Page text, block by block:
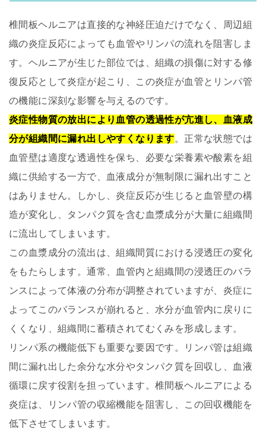
椎間板ヘルニアは直接的な神経圧迫だけでなく、周辺組
織の炎症反応によっても血管やリンパの流れを阻害しま
す。ヘルニアが生じた部位では、組織の損傷に対する修
復反応として炎症が起こり、この炎症が血管とリンパ管
の機能に深刻な影響を与えるのです。
炎症性物質の放出により血管の透過性が亢進し、血液成
分が組織間に漏れ出しやすくなります。正常な状態では
血管壁は適度な透過性を保ち、必要な栄養素や酸素を組
織に供給する一方で、血液成分が無制限に漏れ出すこと
はありません。しかし、炎症反応が生じると血管壁の構
造が変化し、タンパク質を含む血漿成分が大量に組織間
に流出してしまいます。
この血漿成分の流出は、組織間質における浸透圧の変化
をもたらします。通常、血管内と組織間の浸透圧のバラ
ンスによって体液の分布が調整されていますが、炎症に
よってこのバランスが崩れると、水分が血管内に戻りに
くくなり、組織間に蓄積されてむくみを形成します。
リンパ系の機能低下も重要な要因です。リンパ管は組織
間に漏れ出した余分な水分やタンパク質を回収し、血液
循環に戻す役割を担っています。椎間板ヘルニアによる
炎症は、リンパ管の収縮機能を阻害し、この回収機能を
低下させてしまいます。